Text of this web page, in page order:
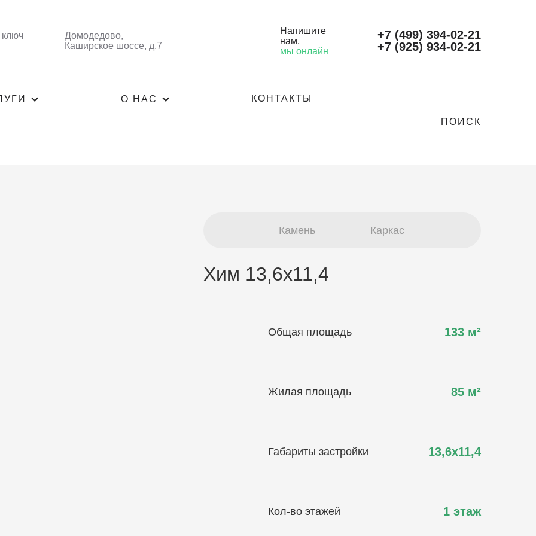
Домодедово,
Каширское шоссе, д.7
Напишите
нам,
мы онлайн
+7 (499) 394-02-21
+7 (925) 934-02-21
О НАС КОНТАКТЫ
ПОИСК
Камень Каркас
Хим 13,6х11,4
Общая площадь 133 м²
Жилая площадь 85 м²
Габариты застройки 13,6х11,4
Кол-во этажей 1 этаж